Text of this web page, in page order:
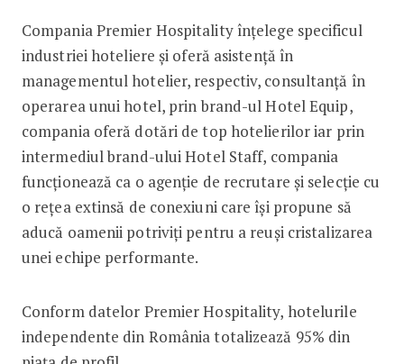
Compania Premier Hospitality înţelege specificul
industriei hoteliere şi oferă asistenţă în
managementul hotelier, respectiv, consultanţă în
operarea unui hotel, prin brand-ul Hotel Equip,
compania oferă dotări de top hotelierilor iar prin
intermediul brand-ului Hotel Staff, compania
funcţionează ca o agenţie de recrutare şi selecţie cu
o reţea extinsă de conexiuni care îşi propune să
aducă oamenii potriviţi pentru a reuşi cristalizarea
unei echipe performante.
Conform datelor Premier Hospitality, hotelurile
independente din România totalizează 95% din